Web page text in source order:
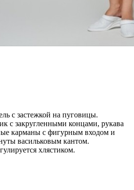
с застежкой на пуговицы.
с закругленными концами, рукава
карманы с фигурным входом и
васильковым кантом.
хлястиком.